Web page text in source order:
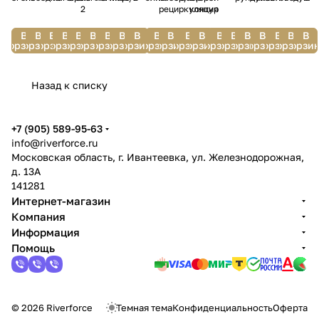
В
корзину
В
корзину
В
корзину
В
корзину
В
корзину
2
В
корзину
В
корзину
В
корзину
В
корзину
В
корзину
рециркуляция
В
корзину
В
корзину
контур
В
корзину
В
корзину
В
корзину
В
корзину
В
корзину
В
корзину
В
корзину
В
Назад к списку
+7 (905) 589-95-63
info@riverforce.ru
Московская область, г. Ивантеевка, ул. Железнодорожная,
д. 13А
141281
Интернет-магазин
Компания
Информация
Помощь
© 2026 Riverforce Темная темаКонфиденциальностьОферта